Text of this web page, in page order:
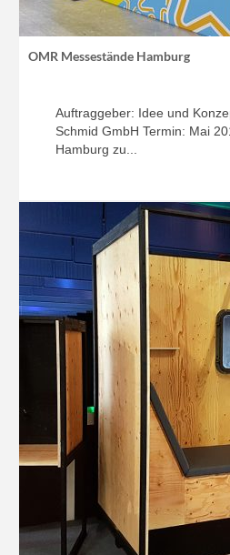
OMR Messestände Hamburg
Auftraggeber: Idee und
Schmid GmbH Termin: Mai
Hamburg zu...